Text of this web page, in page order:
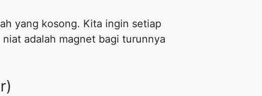
yang kosong. Kita ingin setiap
adalah magnet bagi turunnya